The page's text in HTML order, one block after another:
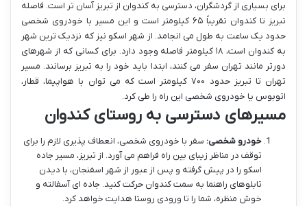
برای بسیاری از گردشگران، دسترسی به کندوان از تبریز آسان تر است. فاصله
تبریز تا کندوان تقریباً ۶۵ کیلومتر است و این مسیر با خودروی شخصی
حدود یک ساعت به طول می انجامد. از شهر اسکو نیز که نزدیک ترین شهر
به کندوان است، ۱۸ کیلومتر فاصله وجود دارد. برای کسانی که از شهرهای
دورتر مانند تهران سفر می کنند، ابتدا باید خود را به تبریز برسانند. مسیر
تهران تا تبریز حدود ۷۰۰ کیلومتر است که می توان با هواپیما، قطار،
اتوبوس یا خودروی شخصی این راه را طی کرد.
مسیرهای دسترسی به روستای کندوان
خودرو شخصی: سفر با خودروی شخصی، انعطاف پذیری لازم را برای
توقف در مناظر زیبای بین راه فراهم می آورد. از تبریز، مسیر جاده
اسکو را در پیش گرفته و پس از عبور از شهر اسفنجان، با دیدن
تابلوهای راهنما به سمت کندوان حرکت کنید. جاده ای آسفالته و
خوش منظره، شما را تا ورودی روستا هدایت خواهد کرد.